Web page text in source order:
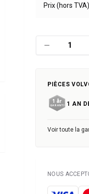
Prix (hors TVA)
PIÈCES
1 AN
Voir toute la
NOUS